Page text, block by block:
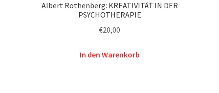
Albert Rothenberg: KREATIVITÄT IN DER
PSYCHOTHERAPIE
€20,00
In den Warenkorb